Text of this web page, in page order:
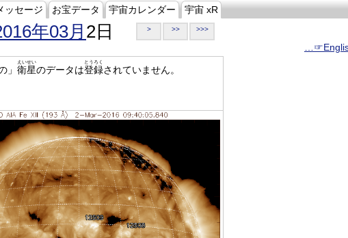
ッセージ お宝データ 宇宙カレンダー 宇宙 xR
年03月 2日 > >> >>>
」 衛星
えいせい
のデータは登録
とうろく
されていません。